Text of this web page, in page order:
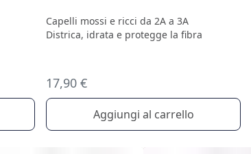
Capelli mossi e ricci da 2A a 3A
Districa, idrata e protegge la fibra
17,90 €
Aggiungi al carrello